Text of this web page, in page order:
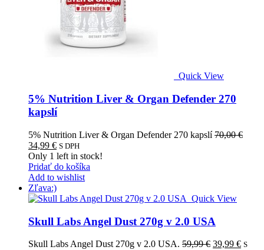
Quick View
5% Nutrition Liver & Organ Defender 270
kapslí
5% Nutrition Liver & Organ Defender 270 kapslí70,00€
Pôvodná
cena
bola:
70,00 €.
34,99 €Aktuálna
cena
je:
34,99 €.
S DPH
Only 1 left in stock!
Pridať do košíka
Add to wishlist
Zľava:)
Quick View
Skull Labs Angel Dust 270g v 2.0 USA
Skull Labs Angel Dust 270g v 2.0 USA. 59,99€ Pôvodná
39,99 € S